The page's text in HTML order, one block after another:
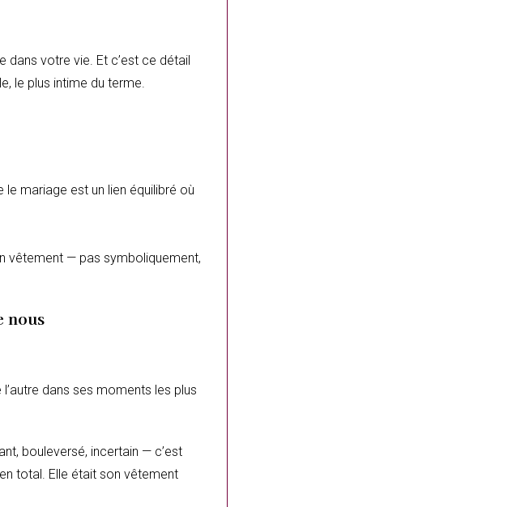
dans votre vie. Et c’est ce détail
le plus intime du terme.
mariage est un lien équilibré où
vêtement — pas symboliquement,
nous
dans ses moments les plus
total. Elle était son vêtement